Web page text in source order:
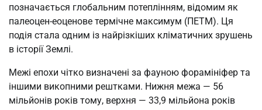
позначається глобальним потеплінням, відомим як
палеоцен-еоценове термічне максимум (ПЕТМ). Ця
подія стала одним із найрізкіших кліматичних зрушень
в історії Землі.
Межі епохи чітко визначені за фауною форамініфер та
іншими викопними рештками. Нижня межа — 56
мільйонів років тому, верхня — 33,9 мільйона років